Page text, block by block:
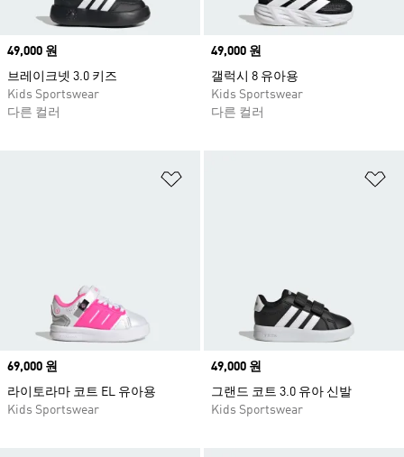
Price
49,000 원
브레이크넷 3.0 키즈
Kids Sportswear
다른 컬러
Price
49,000 원
갤럭시 8 유아용
Kids Sportswear
다른 컬러
Price
69,000 원
라이토라마 코트 EL 유아용
Kids Sportswear
Price
49,000 원
그랜드 코트 3.0 유아 신발
Kids Sportswear